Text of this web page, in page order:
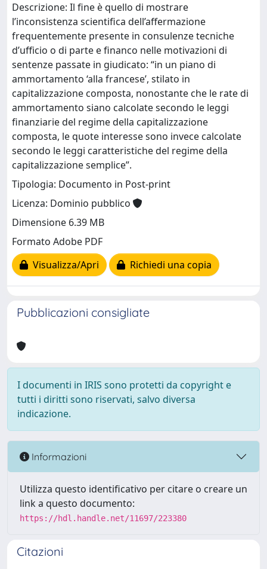
Descrizione: Il fine è quello di mostrare
l’inconsistenza scientifica dell’affermazione
frequentemente presente in consulenze tecniche
d’ufficio o di parte e financo nelle motivazioni di
sentenze passate in giudicato: “in un piano di
ammortamento ‘alla francese’, stilato in
capitalizzazione composta, nonostante che le rate di
ammortamento siano calcolate secondo le leggi
finanziarie del regime della capitalizzazione
composta, le quote interesse sono invece calcolate
secondo le leggi caratteristiche del regime della
capitalizzazione semplice”.
Tipologia: Documento in Post-print
Licenza: Dominio pubblico
Dimensione 6.39 MB
Formato Adobe PDF
Visualizza/Apri
Richiedi una copia
Pubblicazioni consigliate
I documenti in IRIS sono protetti da copyright e
tutti i diritti sono riservati, salvo diversa
indicazione.
Informazioni
Utilizza questo identificativo per citare o creare un
link a questo documento:
https://hdl.handle.net/11697/223380
Citazioni